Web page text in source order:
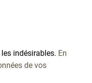
indésirables. En
de vos